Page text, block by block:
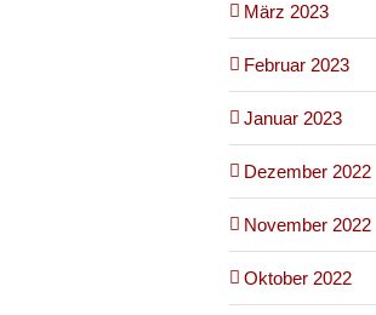
März 2023
Februar 2023
Januar 2023
Dezember 2022
November 2022
Oktober 2022